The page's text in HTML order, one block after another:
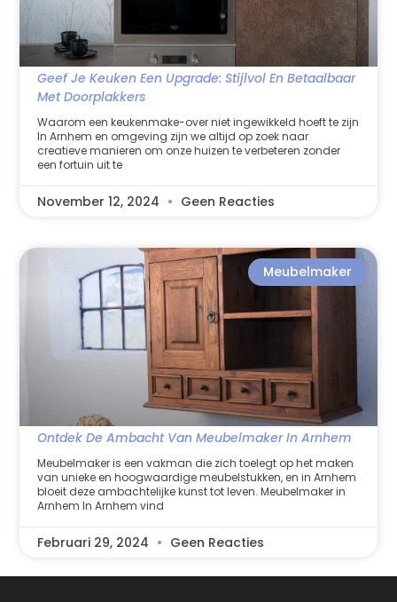
Geef Je Keuken Een Upgrade: Stijlvol En Betaalbaar
Met Doorplakkers
Waarom een keukenmake-over niet ingewikkeld hoeft te zijn
In Arnhem en omgeving zijn we altijd op zoek naar
creatieve manieren om onze huizen te verbeteren zonder
een fortuin uit te
November 12, 2024 Geen Reacties
Meubelmaker
Ontdek De Ambacht Van Meubelmaker In Arnhem
Meubelmaker is een vakman die zich toelegt op het maken
van unieke en hoogwaardige meubelstukken, en in Arnhem
bloeit deze ambachtelijke kunst tot leven. Meubelmaker in
Arnhem In Arnhem vind
Februari 29, 2024 Geen Reacties